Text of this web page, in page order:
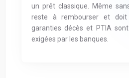
un prêt classique. Même
reste à rembourser et
garanties décès et PTIA
exigées par les banques.